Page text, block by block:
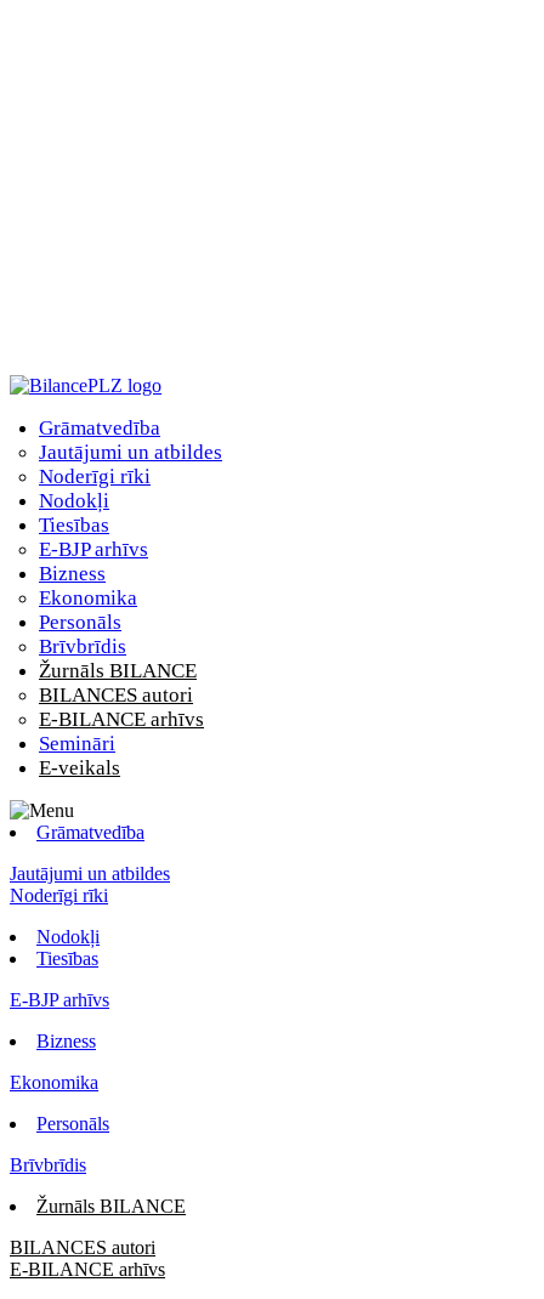
Grāmatvedība
Jautājumi un atbildes
Noderīgi rīki
Nodokļi
Tiesības
E-BJP arhīvs
Bizness
Ekonomika
Personāls
Brīvbrīdis
Žurnāls BILANCE
BILANCES autori
E-BILANCE arhīvs
Semināri
E-veikals
Grāmatvedība
Jautājumi un atbildes
Noderīgi rīki
Nodokļi
Tiesības
E-BJP arhīvs
Bizness
Ekonomika
Personāls
Brīvbrīdis
Žurnāls BILANCE
BILANCES autori
E-BILANCE arhīvs